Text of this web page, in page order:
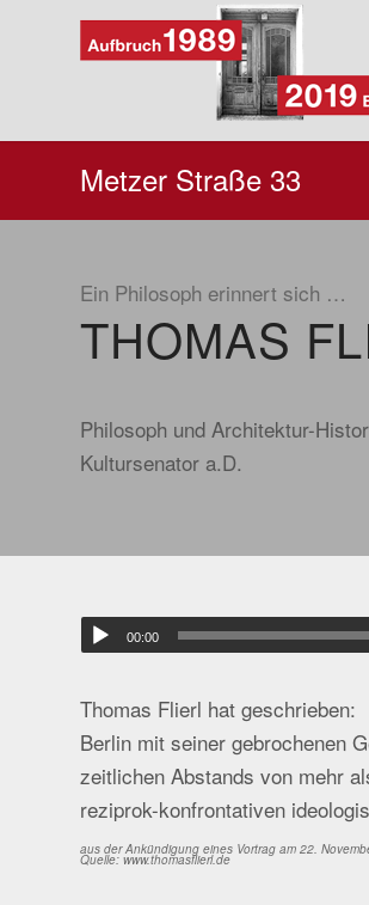
Metzer Straße 33
Ein Philosoph erinnert sich …
THOMAS
Philosoph und Architektur-
Kultursenator a.D.
00:00
Thomas Flierl hat geschrieben:
Berlin mit seiner gebrochenen
zeitlichen Abstands von mehr
reziprok-konfrontativen
aus der Ankündigung eines Vortrag am 22.
Quelle: www.thomasflierl.de